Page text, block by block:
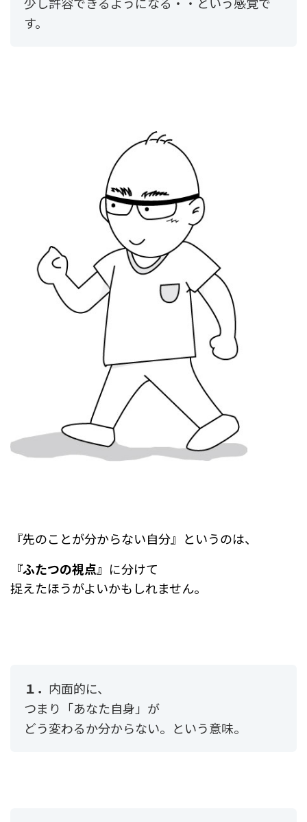
す。
『先のことが分からない自分』というのは、
『ふたつの視点』 に分けて
捉えたほうがよいかもしれません。
１． 内面的に、
つまり「あなた自身」が
どう変わるか分からない。という意味。